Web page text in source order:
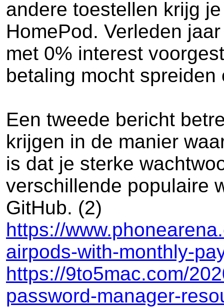
andere toestellen krijg
HomePod. Verleden
met 0% interest
betaling mocht
Een tweede bericht
krijgen in de manier
is dat je sterke
verschillende populaire
GitHub. (2)
https://
airpods-with-monthly-
https://9to5mac.com/
password-manager-